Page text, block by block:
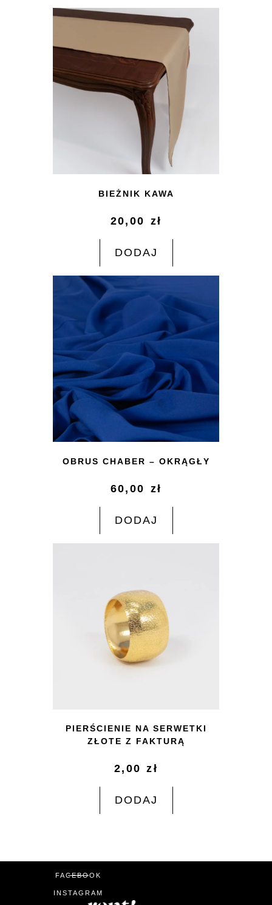
BIEŻNIK KAWA
20,00 zł
DODAJ
OBRUS CHABER – OKRĄGŁY
60,00 zł
DODAJ
PIERŚCIENIE NA SERWETKI
ZŁOTE Z FAKTURĄ
2,00zł
DODAJ
FACEBOOK
INSTAGRAM